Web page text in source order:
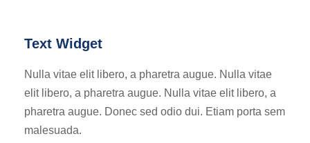
Text Widget
Nulla vitae elit libero, a pharetra augue. Nulla vitae
elit libero, a pharetra augue. Nulla vitae elit libero, a
pharetra augue. Donec sed odio dui. Etiam porta sem
malesuada.